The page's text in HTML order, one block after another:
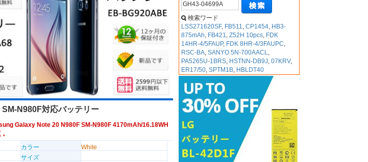
N980F対応バッテリー
Galaxy Note 20 N980F SM-N980F 4170mAh/16.18WH
カラー
White
サイズ
検索ワード
LSS271620SF, FB511,CP1454, HB3-
875mAh, FB421,Z52H 10pcs, FDK
14HR-4/5FAUP, FDK 8HR-4/3FAUPC,
RSC-BA,SANYO 5N-700AACL,
PA5265U-1BRS, HSTNN-DB9J,07KRV,
ER17/50,SPTM1B, HBLDT40